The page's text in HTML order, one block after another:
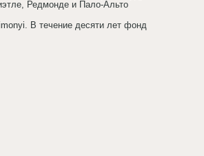
Редмонде и Пало-Альто
В течение десяти лет фонд